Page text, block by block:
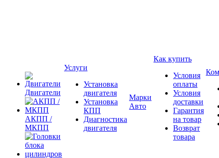
Двигатели
АКПП /
МКПП
Услуги
Установка
двигателя
Установка
КПП
Диагностика
двигателя
Марки
Авто
Как купить
Условия
оплаты
Условия
доставки
Гарантия
на товар
Возврат
товара